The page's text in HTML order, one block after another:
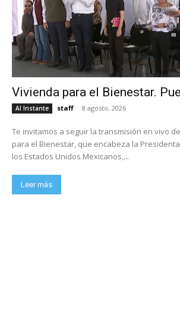
Vivienda para el Bienestar.
Al Instante staff - 8 agosto, 2026
Te invitamos a seguir la transmisión en vivo
para el Bienestar, que encabeza la
los Estados Unidos Mexicanos,...
Leer más